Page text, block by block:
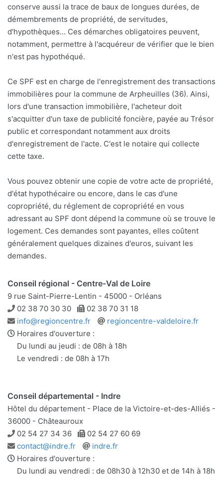
conserve aussi la trace de baux de longues durées, de
démembrements de propriété, de servitudes,
d'hypothèques... Ces démarches obligatoires peuvent,
notamment, permettre à l'acquéreur de vérifier que le bien
n'est pas hypothéqué.
Ce SPF est en charge de l'enregistrement des transactions
immobilières pour la commune de Arpheuilles (36). Ainsi,
lors d'une transaction immobilière, l'acheteur doit
s'acquitter d'un taxe de publicité foncière, payée au Trésor
public et correspondant notamment aux droits
d'enregistrement de l'acte. C'est le notaire qui collecte
cette taxe.
Vous pouvez obtenir une copie de votre acte de propriété,
d'état hypothécaire ou encore, dans le cas d'une
copropriété, du réglement de copropriété en vous
adressant au SPF dont dépend la commune où se trouve le
logement. Ces demandes sont payantes, elles coûtent
généralement quelques dizaines d'euros, suivant les
demandes.
Conseil régional - Centre-Val de Loire
9 rue Saint-Pierre-Lentin - 45000 - Orléans
Téléphone
02 38 70 30 30 Télécopie
02 38 70 31 18
Adresse
e-
mail
info@regioncentre.fr
Site
regioncentre-valdeloire.fr
Horaires d'ouverture :
Du lundi au jeudi : de 08h à 18h
Le vendredi : de 08h à 17h
Conseil départemental - Indre
Hôtel du département - Place de la Victoire-et-des-Alliés -
36000 - Châteauroux
Téléphone
02 54 27 34 36 Télécopie
02 54 27 60 69
Adresse
e-
mail
contact@indre.fr
Site
web
indre.fr
Horaires d'ouverture :
Du lundi au vendredi : de 08h30 à 12h30 et de 14h à 18h